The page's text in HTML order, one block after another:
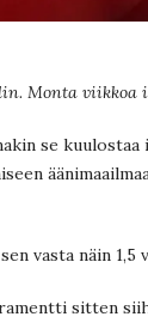
Monta viikkoa
se kuulostaa
vasta näin 1,5
sitten